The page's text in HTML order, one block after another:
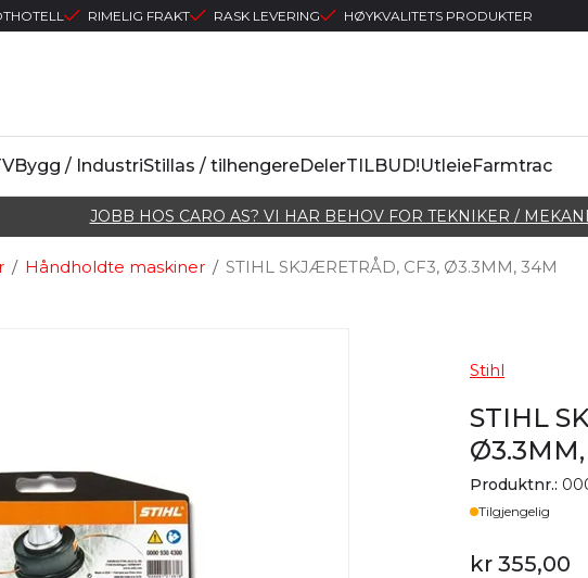
RIMELIG FRAKT RASK LEVERING HØYKVALITETS PRODUKTER
Bygg / IndustriStillas / tilhengereDelerTILBUD!UtleieFarmtrac
JOBB HOS CARO AS? VI HAR BEHOV FOR TEKNIKER /
/ /
Håndholdte maskiner STIHL SKJÆRETRÅD, CF3, Ø3.3MM, 34M
Stihl
STIHL
Produktnr.:
Lager
Tilgjengelig
kr 355,00